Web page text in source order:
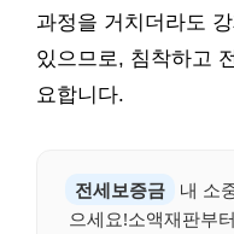
과정을 거치더라도
있으므로, 침착하고
요합니다.
전세보증금
내 소
으세요!소액재판부